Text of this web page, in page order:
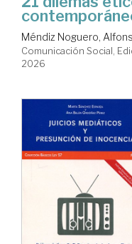
Méndiz Noguero,
Comunicación Social,
2026